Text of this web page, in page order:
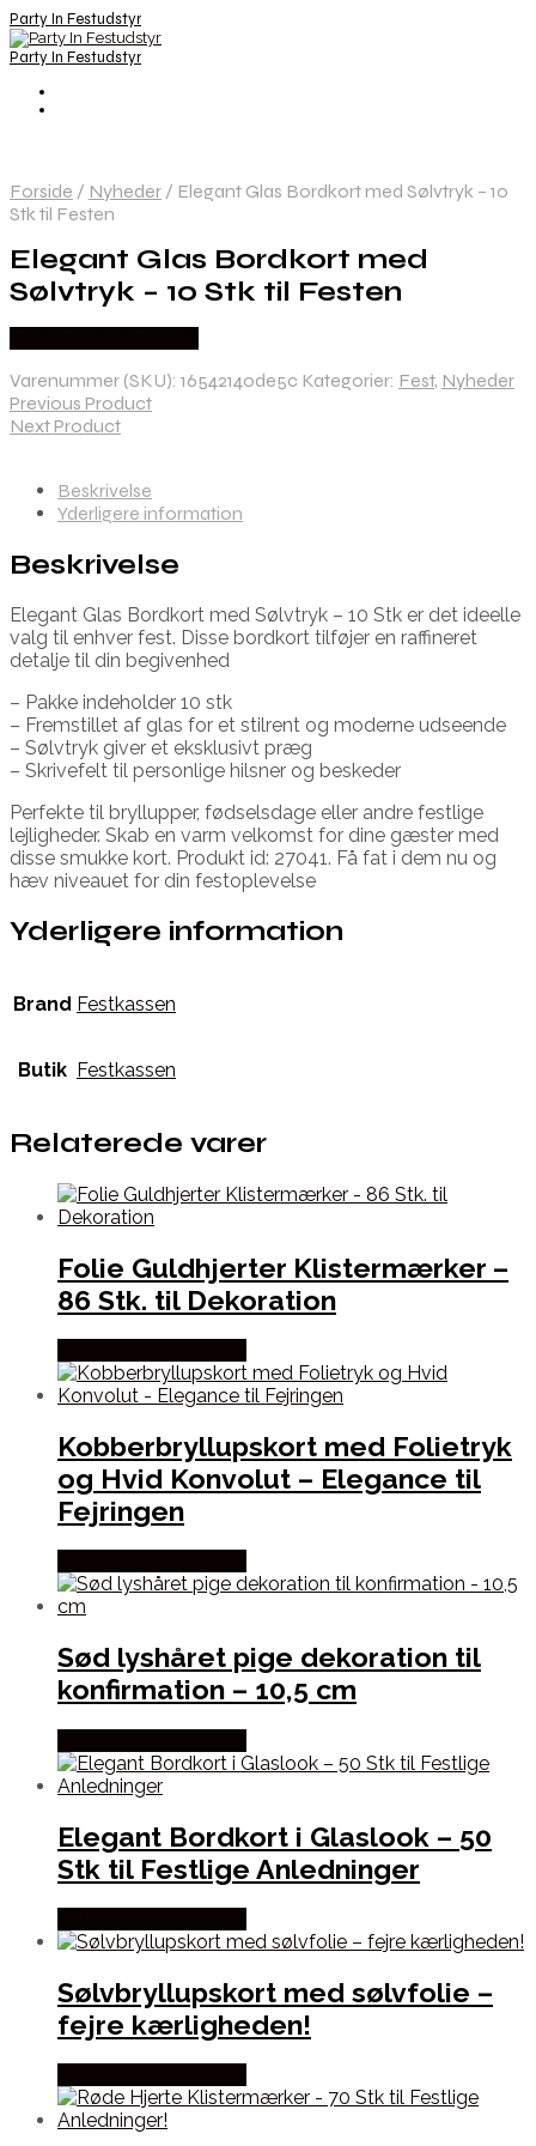
Party In Festudstyr
Party In Festudstyr
Forside / Nyheder / Elegant Glas Bordkort med Sølvtryk – 10
Stk til Festen
Elegant Glas Bordkort med
Sølvtryk – 10 Stk til Festen
Varenummer (SKU): 16542140de5c Kategorier: Fest, Nyheder
Previous Product
Next Product
Beskrivelse
Yderligere information
Beskrivelse
Elegant Glas Bordkort med Sølvtryk – 10 Stk er det ideelle
valg til enhver fest. Disse bordkort tilføjer en raffineret
detalje til din begivenhed
– Pakke indeholder 10 stk
– Fremstillet af glas for et stilrent og moderne udseende
– Sølvtryk giver et eksklusivt præg
– Skrivefelt til personlige hilsner og beskeder
Perfekte til bryllupper, fødselsdage eller andre festlige
lejligheder. Skab en varm velkomst for dine gæster med
disse smukke kort. Produkt id: 27041. Få fat i dem nu og
hæv niveauet for din festoplevelse
Yderligere information
Brand Festkassen
Butik Festkassen
Relaterede varer
Folie Guldhjerter Klistermærker –
86 Stk. til Dekoration
Kobberbryllupskort med Folietryk
og Hvid Konvolut – Elegance til
Fejringen
Sød lyshåret pige dekoration til
konfirmation – 10,5 cm
Elegant Bordkort i Glaslook – 50
Stk til Festlige Anledninger
Sølvbryllupskort med sølvfolie –
fejre kærligheden!